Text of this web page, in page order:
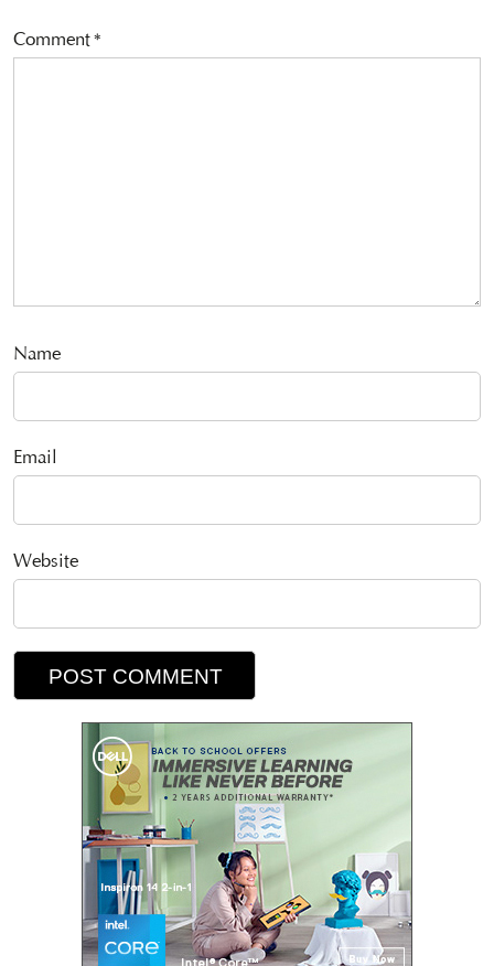
Comment*
Name
Email
Website